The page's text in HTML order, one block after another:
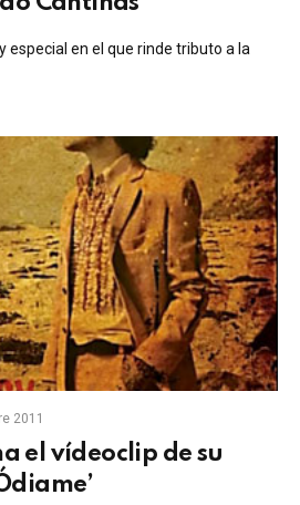
especial en el que rinde tributo a la
2011
el vídeoclip de su